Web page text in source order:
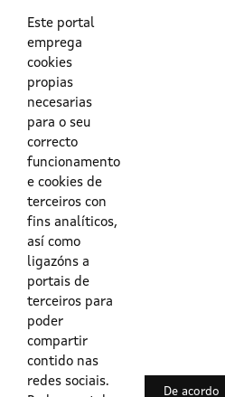
O teu DNI ou o teu NIE.
Este portal
emprega
cookies
propias
necesarias
para o seu
correcto
funcionamento
e cookies de
terceiros con
fins analíticos,
así como
ligazóns a
portais de
terceiros para
poder
compartir
contido nas
redes sociais.
De acordo